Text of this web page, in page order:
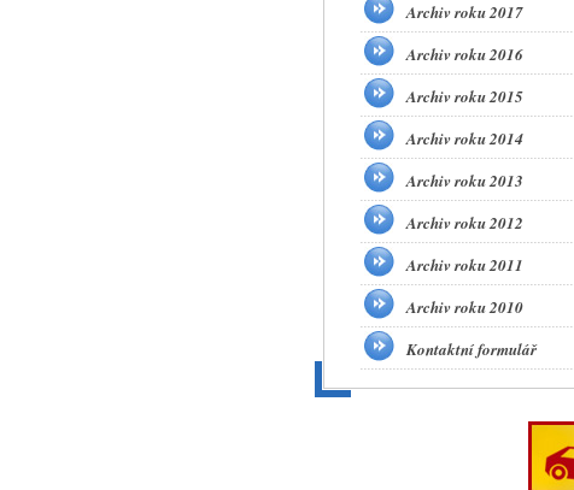
Archiv roku 2017
Archiv roku 2016
Archiv roku 2015
Archiv roku 2014
Archiv roku 2013
Archiv roku 2012
Archiv roku 2011
Archiv roku 2010
Kontaktní formulář